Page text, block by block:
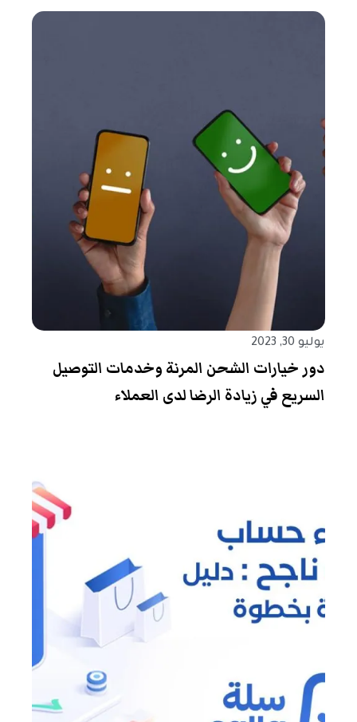
يوليو 30, 2023
دور خيارات الشحن المرنة وخدمات التوصيل
السريع في زيادة الرضا لدى العملاء